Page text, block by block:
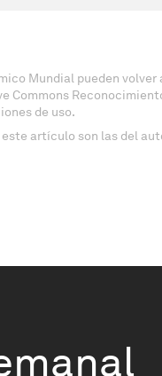
Mundial pueden
Commons
de uso.
artículo son las del